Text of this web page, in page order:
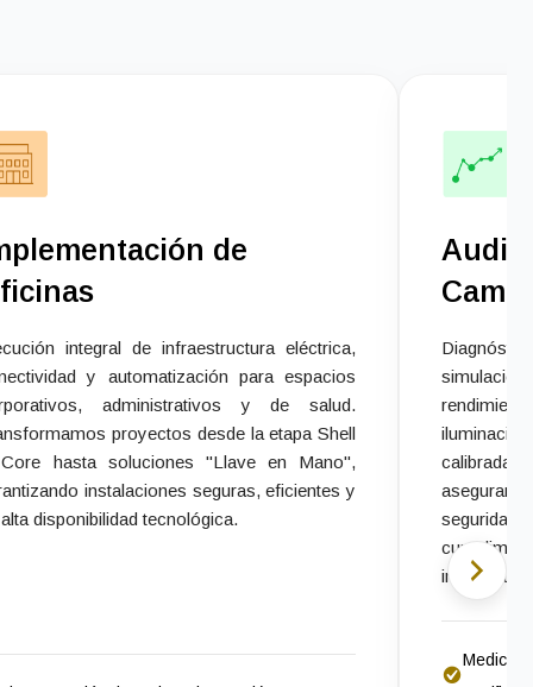
de
integral de infraestructura eléctrica,
y automatización para espacios
administrativos y de salud.
proyectos desde la etapa Shell
hasta soluciones "Llave en Mano",
instalaciones seguras, eficientes y
disponibilidad tecnológica.
simulación
industriales.